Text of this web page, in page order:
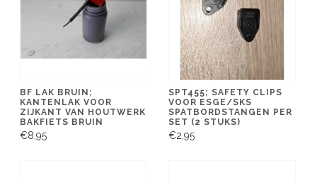
BF LAK BRUIN;
KANTENLAK VOOR
ZIJKANT VAN HOUTWERK
BAKFIETS BRUIN
€8,95
SPT455; SAFETY CLIPS
VOOR ESGE/SKS
SPATBORDSTANGEN PER
SET (2 STUKS)
€2,95